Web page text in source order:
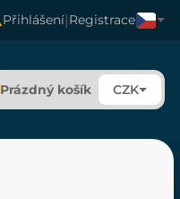
Přihlášení|Registrace
Prázdný košík CZK